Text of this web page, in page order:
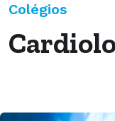
Colégios